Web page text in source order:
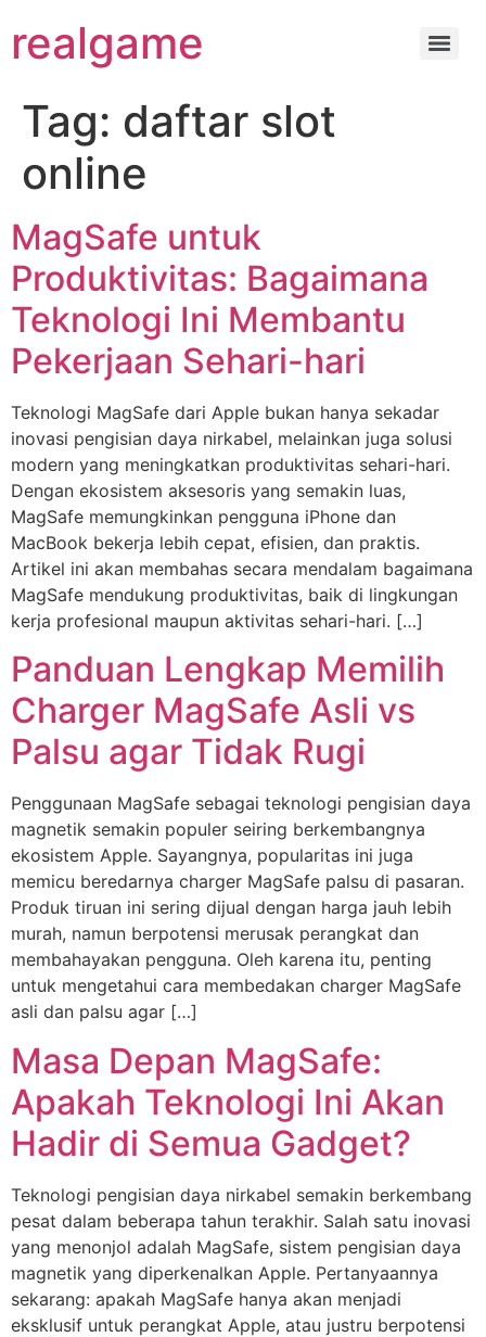
realgame
Tag: daftar slot
online
MagSafe untuk
Produktivitas: Bagaimana
Teknologi Ini Membantu
Pekerjaan Sehari-hari
Teknologi MagSafe dari Apple bukan hanya sekadar
inovasi pengisian daya nirkabel, melainkan juga solusi
modern yang meningkatkan produktivitas sehari-hari.
Dengan ekosistem aksesoris yang semakin luas,
MagSafe memungkinkan pengguna iPhone dan
MacBook bekerja lebih cepat, efisien, dan praktis.
Artikel ini akan membahas secara mendalam bagaimana
MagSafe mendukung produktivitas, baik di lingkungan
kerja profesional maupun aktivitas sehari-hari. […]
Panduan Lengkap Memilih
Charger MagSafe Asli vs
Palsu agar Tidak Rugi
Penggunaan MagSafe sebagai teknologi pengisian daya
magnetik semakin populer seiring berkembangnya
ekosistem Apple. Sayangnya, popularitas ini juga
memicu beredarnya charger MagSafe palsu di pasaran.
Produk tiruan ini sering dijual dengan harga jauh lebih
murah, namun berpotensi merusak perangkat dan
membahayakan pengguna. Oleh karena itu, penting
untuk mengetahui cara membedakan charger MagSafe
asli dan palsu agar […]
Masa Depan MagSafe:
Apakah Teknologi Ini Akan
Hadir di Semua Gadget?
Teknologi pengisian daya nirkabel semakin berkembang
pesat dalam beberapa tahun terakhir. Salah satu inovasi
yang menonjol adalah MagSafe, sistem pengisian daya
magnetik yang diperkenalkan Apple. Pertanyaannya
sekarang: apakah MagSafe hanya akan menjadi
eksklusif untuk perangkat Apple, atau justru berpotensi